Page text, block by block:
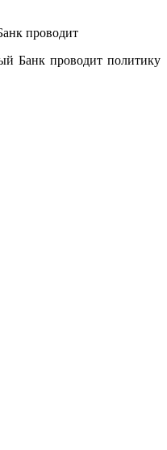
Банк проводит политику